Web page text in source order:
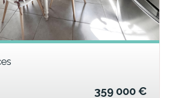
359 000 €